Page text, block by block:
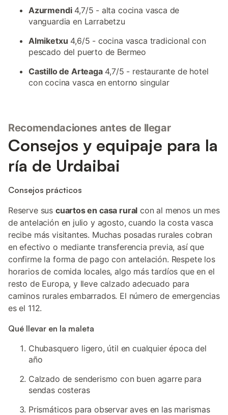
Azurmendi4,7/5 - alta cocina vasca de
vanguardia en Larrabetzu
Almiketxu 4,6/5 - cocina vasca tradicional con
pescado del puerto de Bermeo
Castillo de Arteaga4,7/5 - restaurante de hotel
con cocina vasca en entorno singular
Recomendaciones antes de llegar
Consejos y equipaje para la
ría de Urdaibai
Consejos prácticos
Reserve sus cuartos en casa rural con al menos un mes
de antelación en julio y agosto, cuando la costa vasca
recibe más visitantes. Muchas posadas rurales cobran
en efectivo o mediante transferencia previa, así que
confirme la forma de pago con antelación. Respete los
horarios de comida locales, algo más tardíos que en el
resto de Europa, y lleve calzado adecuado para
caminos rurales embarrados. El número de emergencias
es el 112.
Qué llevar en la maleta
Chubasquero ligero, útil en cualquier época del
año
Calzado de senderismo con buen agarre para
sendas costeras
Prismáticos para observar aves en las marismas